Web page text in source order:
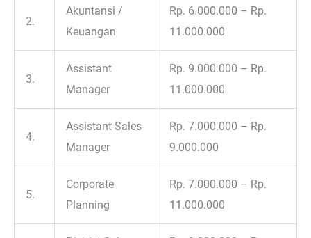
2.
Akuntansi /
Keuangan
Rp. 6.000.000 – Rp.
11.000.000
3.
Assistant
Manager
Rp. 9.000.000 – Rp.
11.000.000
4.
Assistant Sales
Manager
Rp. 7.000.000 – Rp.
9.000.000
5.
Corporate
Planning
Rp. 7.000.000 – Rp.
11.000.000